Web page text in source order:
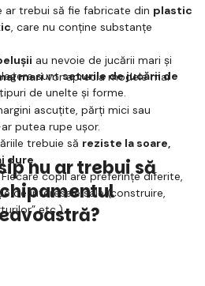
ar trebui să fie fabricate din plastic
, care nu conține substanțe
au nevoie de jucării mari și
marivor aprecia modele mai
ascuțite, părți mici sau
putea rupe ușor.
trebuie să reziste la soare,
dure.
copil are preferințe diferite,
de interesele sale (construire,
etc.).
suntseturile de jucării de
de unelte și forme.
nu ar trebui să